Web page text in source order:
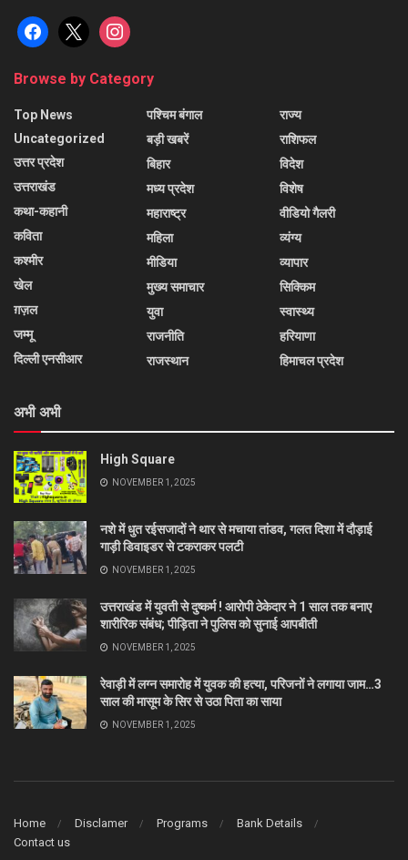
facebook
x instagram
Browse by Category
Top News
Uncategorized
उत्तर प्रदेश
उत्तराखंड
कथा-कहानी
कविता
कश्मीर
खेल
ग़ज़ल
जम्मू
दिल्ली एनसीआर
पश्चिम बंगाल
बड़ी खबरें
बिहार
मध्य प्रदेश
महाराष्ट्र
महिला
मीडिया
मुख्य समाचार
युवा
राजनीति
राजस्थान
राज्य
राशिफल
विदेश
विशेष
वीडियो गैलरी
व्यंग्य
व्यापार
सिक्किम
स्वास्थ्य
हरियाणा
हिमाचल प्रदेश
अभी अभी
High Square
NOVEMBER 1, 2025
नशे में धुत रईसजादों ने थार से मचाया तांडव, गलत दिशा में दौड़ाई
गाड़ी डिवाइडर से टकराकर पलटी
NOVEMBER 1, 2025
उत्तराखंड में युवती से दुष्कर्म ! आरोपी ठेकेदार ने 1 साल तक बनाए
शारीरिक संबंध; पीड़िता ने पुलिस को सुनाई आपबीती
NOVEMBER 1, 2025
रेवाड़ी में लग्न समारोह में युवक की हत्या, परिजनों ने लगाया जाम…3
साल की मासूम के सिर से उठा पिता का साया
NOVEMBER 1, 2025
Home Disclamer Programs
Bank Details
Contact us